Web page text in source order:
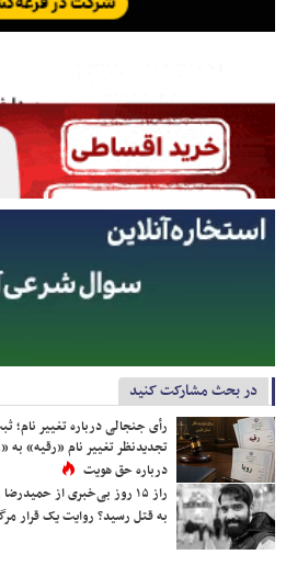
در بحث مشارکت کنید
رأی جنجالی درباره تغییر نام؛
تجدیدنظر تغییر نام «رقیه» به
درباره حق هویت
راز ۱۵ روز بی‌خبری از
به قتل رسید؟ روایت یک قرار